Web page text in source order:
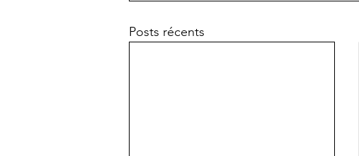
Posts récents